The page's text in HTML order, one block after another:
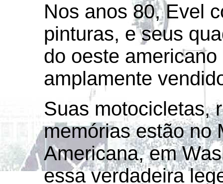
Nos anos 80, Evel
pinturas, e seus
do oeste
amplamente
Suas motocicletas,
memórias estão no
Americana, em
essa verdadeira